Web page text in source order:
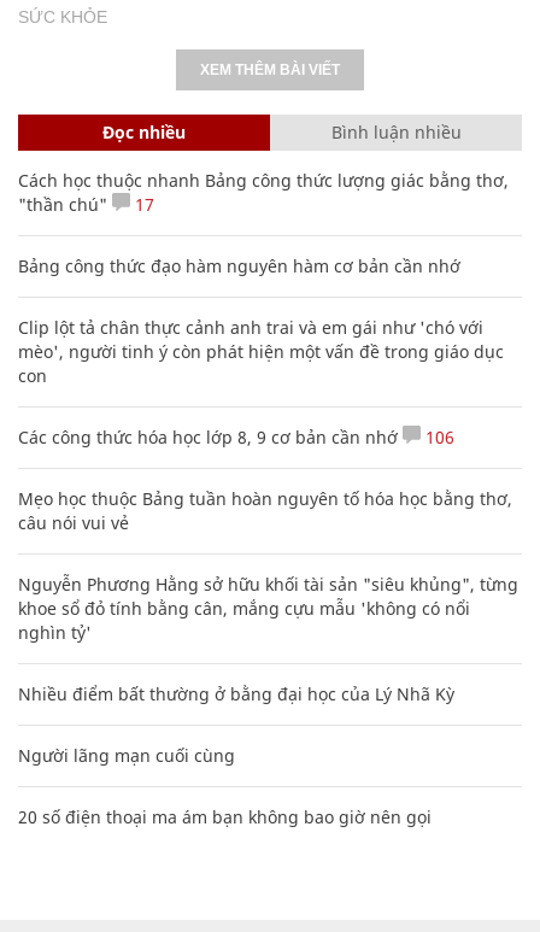
SỨC KHỎE
XEM THÊM BÀI VIẾT
Đọc nhiều Bình luận nhiều
Cách học thuộc nhanh Bảng công thức lượng giác bằng thơ,
"thần chú"
17
Bảng công thức đạo hàm nguyên hàm cơ bản cần nhớ
Clip lột tả chân thực cảnh anh trai và em gái như 'chó với
mèo', người tinh ý còn phát hiện một vấn đề trong giáo dục
con
Các công thức hóa học lớp 8, 9 cơ bản cần nhớ 106
Mẹo học thuộc Bảng tuần hoàn nguyên tố hóa học bằng thơ,
câu nói vui vẻ
Nguyễn Phương Hằng sở hữu khối tài sản "siêu khủng", từng
khoe sổ đỏ tính bằng cân, mắng cựu mẫu 'không có nổi
nghìn tỷ'
Nhiều điểm bất thường ở bằng đại học của Lý Nhã Kỳ
Người lãng mạn cuối cùng
20 số điện thoại ma ám bạn không bao giờ nên gọi